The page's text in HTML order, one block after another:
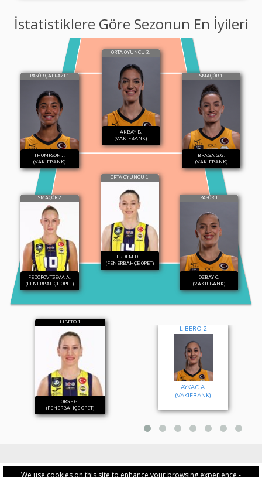
We use cookies on this site to enhance your browsing experience -
İstatistiklere Göre Sezonun En İyileri
PASÖR ÇAPRAZI 1
THOMPSON J.
(VAKIFBANK)
ORTA OYUNCU 2.
AKBAY B.
(VAKIFBANK)
SMAÇÖR 1
BRAGA G.G.
(VAKIFBANK)
SMAÇÖR 2
FEDOROVTSEVA A.
(FENERBAHÇE OPET)
ORTA OYUNCU 1
ERDEM D.E.
(FENERBAHÇE OPET)
PASÖR 1
OZBAY C.
(VAKIFBANK)
LIBERO 1
ORGE G.
(FENERBAHÇE OPET)
LIBERO 2
AYKAC A.
(VAKIFBANK)